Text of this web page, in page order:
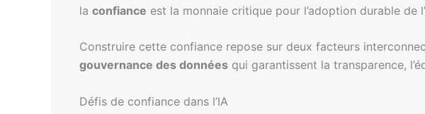
la confiance est la monnaie critique pour l’adoption durable de
Construire cette confiance repose sur deux facteurs
gouvernance des données qui garantissent la transparence,
Défis de confiance dans l’IA